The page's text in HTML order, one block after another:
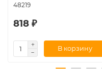
48219
818 ₽
В корзину